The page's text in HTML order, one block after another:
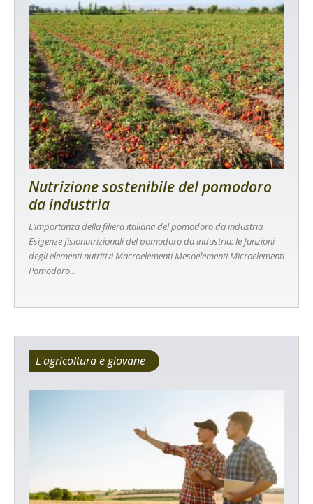
Nutrizione sostenibile del pomodoro
da industria
L’importanza della filiera italiana del pomodoro da industria
Esigenze fisionutrizionali del pomodoro da industria: le funzioni
degli elementi nutritivi Macroelementi Mesoelementi Microelementi
Pomodoro...
L'agricoltura è giovane